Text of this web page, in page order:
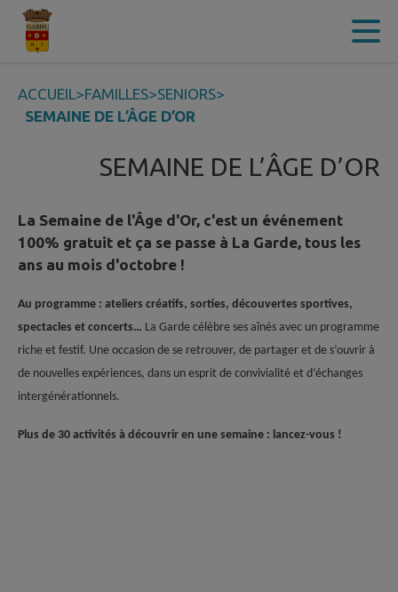
Contenu
ACCUEIL>FAMILLES>SENIORS>
SEMAINE DE L’ÂGE D’OR
SEMAINE DE L’ÂGE D’OR
La Semaine de l'Âge d'Or, c'est un événement
100% gratuit et ça se passe à La Garde, tous les
ans au mois d'octobre !
Au programme : ateliers créatifs, sorties, découvertes sportives,
spectacles et concerts… La Garde célèbre ses aînés avec un programme
riche et festif. Une occasion de se retrouver, de partager et de s’ouvrir à
de nouvelles expériences, dans un esprit de convivialité et d’échanges
intergénérationnels.
Plus de 30 activités à découvrir en une semaine : lancez-vous !